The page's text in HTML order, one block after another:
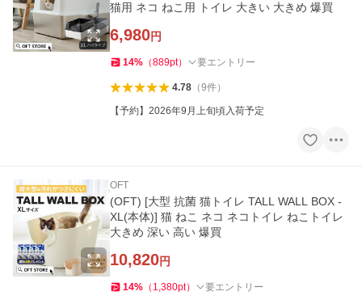
猫用 ネコ ねこ用 トイレ 大きい 大きめ 爆買
6,980円
14% （889pt） 要エントリー
4.78（9件）
【予約】2026年9月上旬頃入荷予定
OFT
(OFT) [大型 抗菌 猫トイレ TALL WALL BOX -
XL(本体)] 猫 ねこ ネコ ネコトイレ ねこトイレ
大きめ 深い 高い 爆買
10,820円
14% （ 1,380pt） 要エントリー